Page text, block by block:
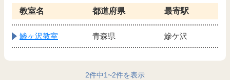
教室名 都道府県 最寄駅
鯵ヶ沢教室 青森県 鰺ケ沢
2件中1~2件を表示